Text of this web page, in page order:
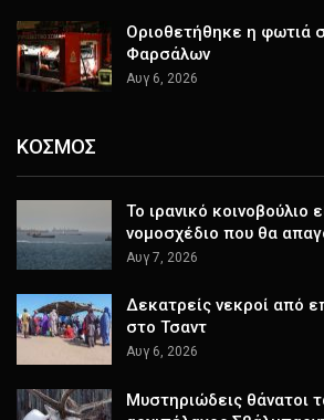
Οριοθετήθηκε η φωτιά
Φαρσάλων
Αυγ 6, 2026
ΚΟΣΜΟΣ
Το ιρανικό κοινοβούλιο
νομοσχέδιο που θα
Αυγ 7, 2026
Δεκατρείς νεκροί από
στο Τσαντ
Αυγ 6, 2026
Μυστηριώδεις θάνατοι